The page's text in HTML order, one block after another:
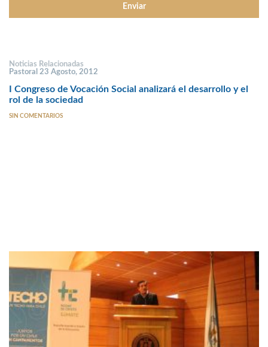
Noticias Relacionadas
Pastoral 23 Agosto, 2012
I Congreso de Vocación Social analizará el desarrollo y el
rol de la sociedad
SIN COMENTARIOS